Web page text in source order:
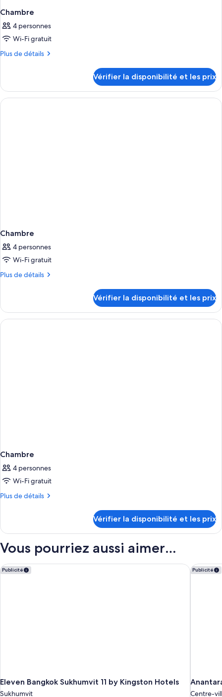
Chambre
4 personnes
Wi-Fi gratuit
Plus de détails
Plus
le
type
de
Vérifier la disponibilité et les prix
Chambre
4 personnes
Wi-Fi gratuit
Plus de détails
Plus
le
type
de
Vérifier la disponibilité et les prix
Chambre
4 personnes
Wi-Fi gratuit
Plus de détails
Plus
le
de
Chambre
Vérifier la disponibilité et les prix
Vous pourriez aussi aimer…
Publicité
Eleven Bangkok Sukhumvit 11 by Kingston Hotels
Sukhumvit
Eleven Bangkok Sukhumvit 11 by Kingston Hotels Publicité
Centre-